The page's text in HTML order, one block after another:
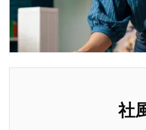
社